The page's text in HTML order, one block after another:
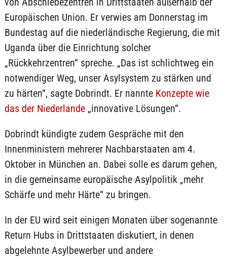
Europäischen Union. Er verwies am Donnerstag im
Bundestag auf die niederländische Regierung, die mit
Uganda über die Einrichtung solcher
„Rückkehrzentren“ spreche. „Das ist schlichtweg ein
notwendiger Weg, unser Asylsystem zu stärken und
zu härten“, sagte Dobrindt. Er nannte Konzepte wie
das der Niederlande„innovative Lösungen“.
Dobrindt kündigte zudem Gespräche mit den
Innenministern mehrerer Nachbarstaaten am 4.
Oktober in München an. Dabei solle es darum gehen,
in die gemeinsame europäische Asylpolitik „mehr
Schärfe und mehr Härte“ zu bringen.
In der EU wird seit einigen Monaten über sogenannte
Return Hubs in Drittstaaten diskutiert, in denen
abgelehnte Asylbewerber und andere